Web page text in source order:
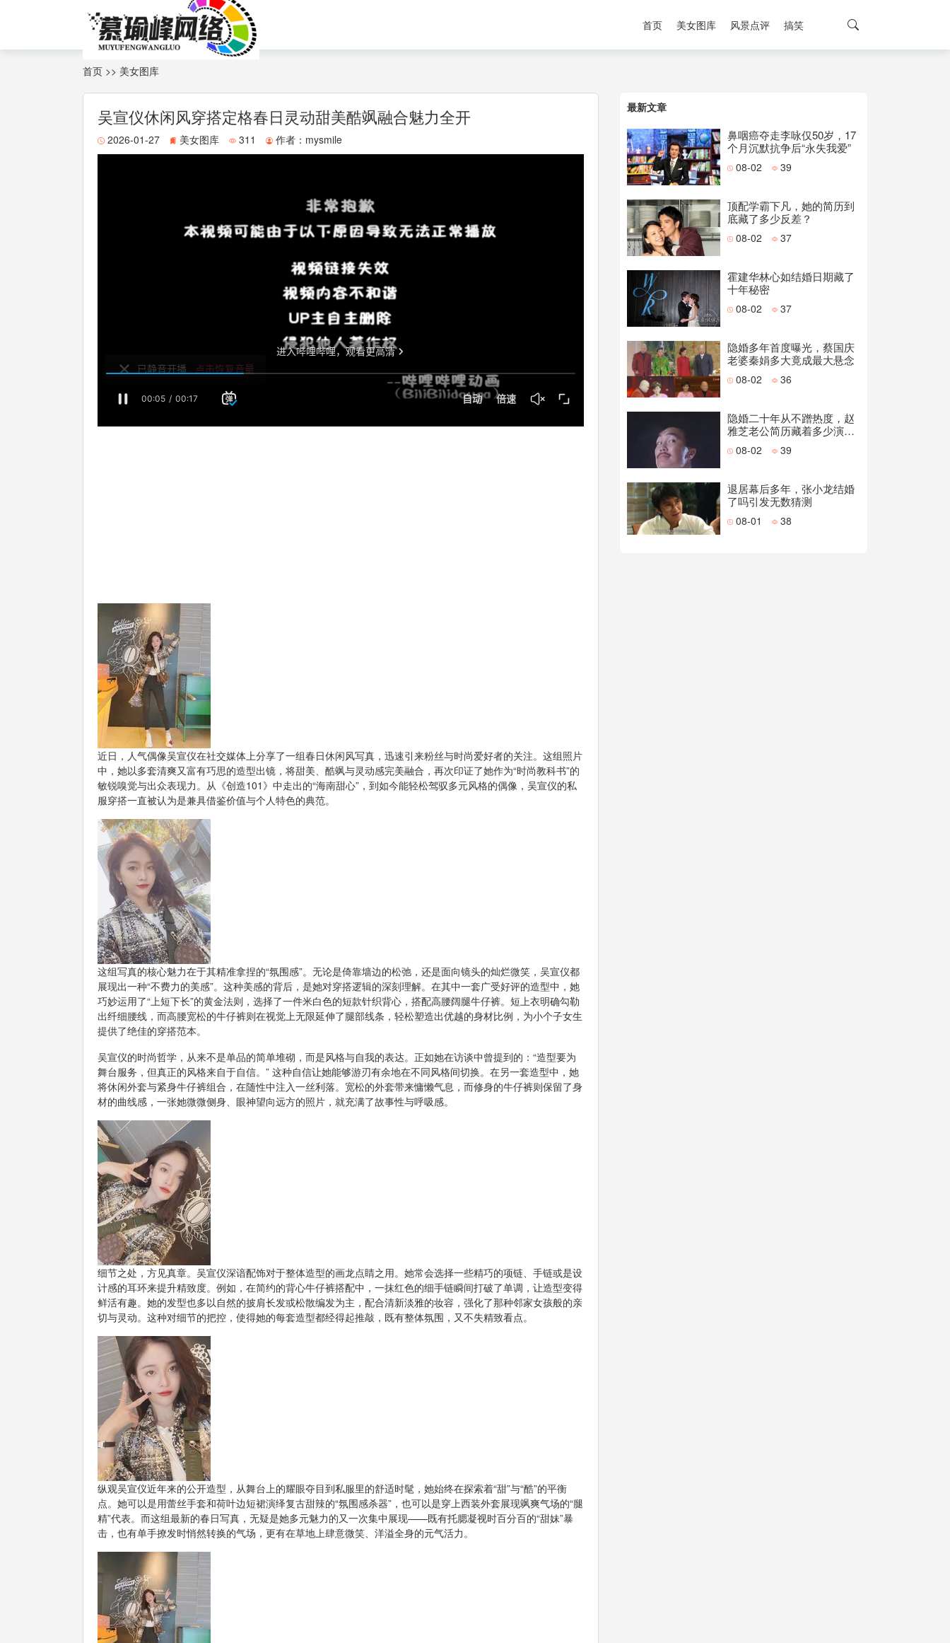
首页 美女图库 风景点评 搞笑
首页 >> 美女图库
吴宣仪休闲风穿搭定格春日灵动甜美酷飒融合魅力全开
2026-01-27 美女图库 311 作者： mysmile
近日，人气偶像吴宣仪在社交媒体上分享了一组春日休闲风写真，迅速引来粉丝与时尚爱好者的关注。这组照片
中，她以多套清爽又富有巧思的造型出镜，将甜美、酷飒与灵动感完美融合，再次印证了她作为“时尚教科书”的
敏锐嗅觉与出众表现力。从《创造101》中走出的“海南甜心”，到如今能轻松驾驭多元风格的偶像，吴宣仪的私
服穿搭一直被认为是兼具借鉴价值与个人特色的典范。
这组写真的核心魅力在于其精准拿捏的“氛围感”。无论是倚靠墙边的松弛，还是面向镜头的灿烂微笑，吴宣仪都
展现出一种“不费力的美感”。这种美感的背后，是她对穿搭逻辑的深刻理解。在其中一套广受好评的造型中，她
巧妙运用了“上短下长”的黄金法则，选择了一件米白色的短款针织背心，搭配高腰阔腿牛仔裤。短上衣明确勾勒
出纤细腰线，而高腰宽松的牛仔裤则在视觉上无限延伸了腿部线条，轻松塑造出优越的身材比例，为小个子女生
提供了绝佳的穿搭范本。
吴宣仪的时尚哲学，从来不是单品的简单堆砌，而是风格与自我的表达。正如她在访谈中曾提到的：“造型要为
舞台服务，但真正的风格来自于自信。” 这种自信让她能够游刃有余地在不同风格间切换。在另一套造型中，她
将休闲外套与紧身牛仔裤组合，在随性中注入一丝利落。宽松的外套带来慵懒气息，而修身的牛仔裤则保留了身
材的曲线感，一张她微微侧身、眼神望向远方的照片，就充满了故事性与呼吸感。
细节之处，方见真章。吴宣仪深谙配饰对于整体造型的画龙点睛之用。她常会选择一些精巧的项链、手链或是设
计感的耳环来提升精致度。例如，在简约的背心牛仔裤搭配中，一抹红色的细手链瞬间打破了单调，让造型变得
鲜活有趣。她的发型也多以自然的披肩长发或松散编发为主，配合清新淡雅的妆容，强化了那种邻家女孩般的亲
切与灵动。这种对细节的把控，使得她的每套造型都经得起推敲，既有整体氛围，又不失精致看点。
纵观吴宣仪近年来的公开造型，从舞台上的耀眼夺目到私服里的舒适时髦，她始终在探索着“甜”与“酷”的平衡
点。她可以是用蕾丝手套和荷叶边短裙演绎复古甜辣的“氛围感杀器”，也可以是穿上西装外套展现飒爽气场的“腿
精”代表。而这组最新的春日写真，无疑是她多元魅力的又一次集中展现——既有托腮凝视时百分百的“甜妹”暴
击，也有单手撩发时悄然转换的气场，更有在草地上肆意微笑、洋溢全身的元气活力。
最新文章
鼻咽癌夺走李咏仅50岁，17
个月沉默抗争后“永失我爱”
08-02 39
顶配学霸下凡，她的简历到
底藏了多少反差？
08-02 37
霍建华林心如结婚日期藏了
十年秘密
08-02 37
隐婚多年首度曝光，蔡国庆
老婆秦娟多大竟成最大悬念
08-02 36
隐婚二十年从不蹭热度，赵
雅芝老公简历藏着多少演技
08-02 39
退居幕后多年，张小龙结婚
了吗引发无数猜测
08-01 38